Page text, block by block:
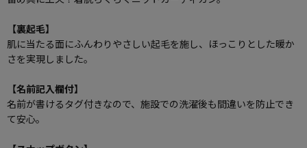
【裏起毛】
肌に当たる面にふんわりやさしい起毛を施し、ほっこりとした暖か
さを実現しました。
【名前記入欄付】
名前が書けるタグ付きなので、施設での洗濯後も間違いを防止でき
て安心。